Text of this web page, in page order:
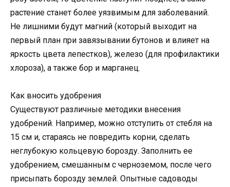
растение станет более уязвимым для заболеваний.
Не лишними будут магний (который выходит на
первый план при завязывании бутонов и влияет на
яркость цвета лепестков), железо (для профилактики
хлороза), а также бор и марганец.
Как вносить удобрения
Существуют различные методики внесения
удобрений. Например, можно отступить от стебля на
15 см и, стараясь не повредить корни, сделать
неглубокую кольцевую борозду. Заполнить ее
удобрением, смешанным с черноземом, после чего
присыпать борозду землей. Опытные садоводы